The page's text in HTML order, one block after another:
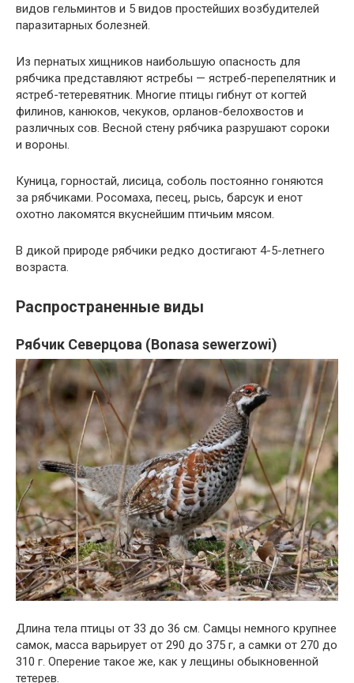
видов гельминтов и 5 видов простейших возбудителей
паразитарных болезней.
Из пернатых хищников наибольшую опасность для
рябчика представляют ястребы — ястреб-перепелятник и
ястреб-тетеревятник. Многие птицы гибнут от когтей
филинов, канюков, чекуков, орланов-белохвостов и
различных сов. Весной стену рябчика разрушают сороки
и вороны.
Куница, горностай, лисица, соболь постоянно гоняются
за рябчиками. Росомаха, песец, рысь, барсук и енот
охотно лакомятся вкуснейшим птичьим мясом.
В дикой природе рябчики редко достигают 4-5-летнего
возраста.
Распространенные виды
Рябчик Северцова (Bonasa sewerzowi)
Длина тела птицы от 33 до 36 см. Самцы немного крупнее
самок, масса варьирует от 290 до 375 г, а самки от 270 до
310 г. Оперение такое же, как у лещины обыкновенной
тетерев.